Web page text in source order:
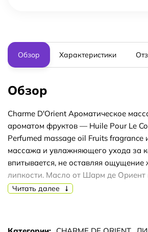
Обзор Характеристики
Обзор
Charme D'Orient Ароматическое
ароматом фруктов — Huile Pour Le
Perfumed massage oil Fruits fragrance
массажа и увлажняющего ухода за
впитывается, не оставляя ощущение
липкости. Масло от Шарм де Ориент
старение кожи, активизирует
Читать далее